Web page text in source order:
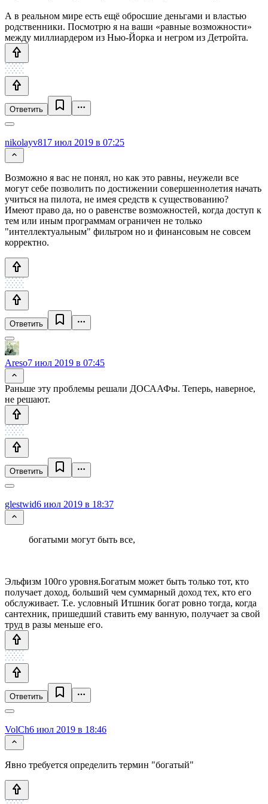
А в реальном мире есть ещё обросшие деньгами и властью
родственники. Посмотрю я на ваши «равные возможности»
между миллиардером из Нью-Йорка и негром из Детройта.
Ответить
nikolayv81 7 июл 2019 в 07:25
Возможно я вас не понял, но как это равны, неужели все
могут себе позволить по достижении совершеннолетия начать
учиться на пилота, не имея средств к существованию?
Имеют право да, но о равенстве возможностей, когда доступ к
тем или иным программам ограничен не только
"интеллектуальным" фильтром но и финансовым не совсем
корректно.
Ответить
Areso7 июл 2019 в 07:45
Раньше эту проблемы решали ДОСААФы. Теперь, наверное,
не решают.
Ответить
glestwid6 июл 2019 в 18:37
богатыми могут быть все,
Эльфизм 100го уровня.Богатым может быть только тот, кто
получает доход, больший чем суммарный доход тех, кто его
обслуживает. Т.е. условный Итшник богат ровно тогда, когда
сантехник, пришедший ставить ему ванную, получает за свой
труд в разы меньше его.
Ответить
VolCh6 июл 2019 в 18:46
Явно требуется определить термин "богатый"